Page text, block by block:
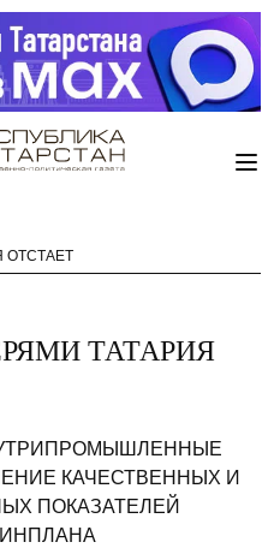
ОТСТАЕТ
ТАТАРИЯ
КАЧЕСТВЕННЫХ И
ПОКАЗАТЕЛЕЙ